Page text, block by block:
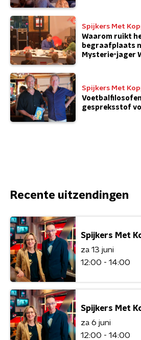
Spijkers Met
Waarom ruikt
begraafplaats
Mysterie-jager
Spijkers Met
gespreksstof
Recente uitzendingen
Spijkers Met
za 13 juni
12:00 - 14:00
Spijkers Met
za 6 juni
12:00 - 14:00